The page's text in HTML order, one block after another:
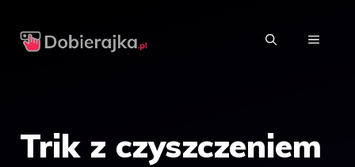
MENU
Trik z czyszczeniem